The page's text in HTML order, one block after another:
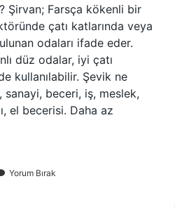
Şirvan; Farsça kökenli bir
çatı katlarında veya
odaları ifade eder.
düz odalar, iyi çatı
kullanılabilir. Şevik ne
beceri, iş, meslek,
el becerisi. Daha az
Yorum Bırak